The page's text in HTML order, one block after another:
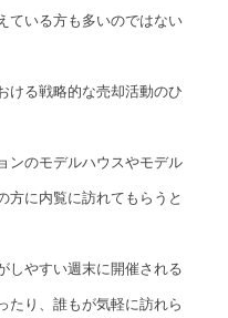
ている方も多いのではない
ける戦略的な売却活動のひ
ンのモデルハウスやモデル
方に内覧に訪れてもらうと
しやすい週末に開催される
たり、誰もが気軽に訪れら